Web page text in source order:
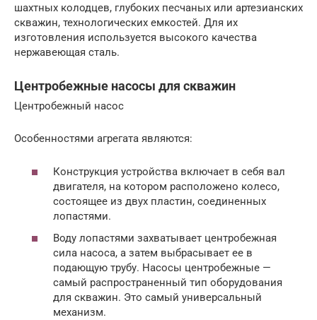
шахтных колодцев, глубоких песчаных или артезианских
скважин, технологических емкостей. Для их
изготовления используется высокого качества
нержавеющая сталь.
Центробежные насосы для скважин
Центробежный насос
Особенностями агрегата являются:
Конструкция устройства включает в себя вал
двигателя, на котором расположено колесо,
состоящее из двух пластин, соединенных
лопастями.
Воду лопастями захватывает центробежная
сила насоса, а затем выбрасывает ее в
подающую трубу. Насосы центробежные —
самый распространенный тип оборудования
для скважин. Это самый универсальный
механизм.